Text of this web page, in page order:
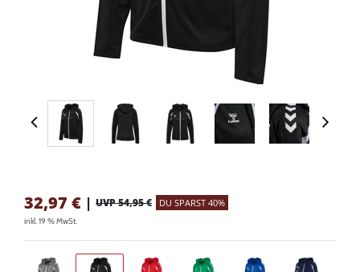
32,97 € | UVP 54,95 € DU SPARST 40%
inkl. 19 % MwSt.